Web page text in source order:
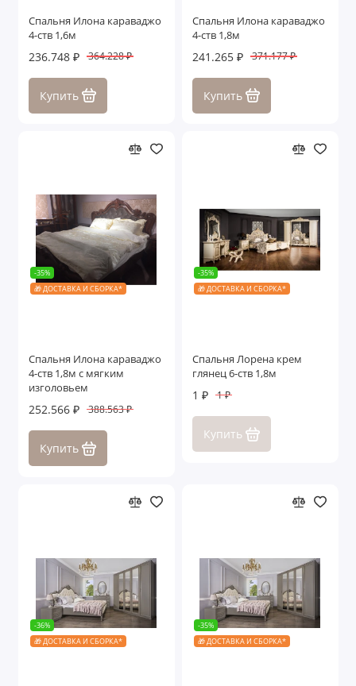
Спальня Илона караваджо
4-ств 1,6м
236.748 ₽ 364.228 ₽
Купить
Спальня Илона караваджо
4-ств 1,8м
241.265 ₽ 371.177 ₽
Купить
-35%
🎁 ДОСТАВКА И СБОРКА*
Спальня Илона караваджо
4-ств 1,8м с мягким
изголовьем
252.566 ₽ 388.563 ₽
Купить
-35%
🎁 ДОСТАВКА И СБОРКА*
Спальня Лорена крем
глянец 6-ств 1,8м
1 ₽ 1 ₽
Купить
-36%
🎁 ДОСТАВКА И СБОРКА*
-35%
🎁 ДОСТАВКА И СБОРКА*